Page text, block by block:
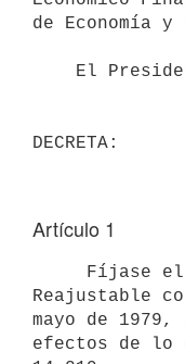
de Economía y
Artículo 1
Reajustable
mayo de
efectos de lo